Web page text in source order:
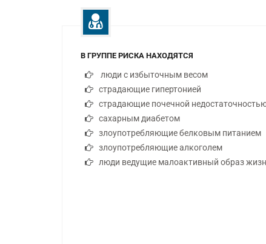
В ГРУППЕ РИСКА НАХОДЯТСЯ
люди с избыточным весом
страдающие гипертонией
страдающие почечной
сахарным диабетом
злоупотребляющие белковым питанием
злоупотребляющие алкоголем
люди ведущие малоактивный образ